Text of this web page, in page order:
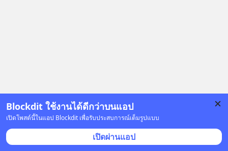
Blockdit ใช้งานได้ดีกว่าบนแอป
เปิดโพสต์นี้ในแอป Blockdit เพื่อรับประสบการณ์เต็มรูปแบบ
เปิดผ่านแอป